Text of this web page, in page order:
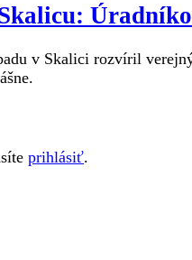
v Skalici rozvíril
prihlásiť.